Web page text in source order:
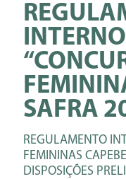
SAFRA
REGULAMENTO
FEMININAS
DISPOSIÇÕES